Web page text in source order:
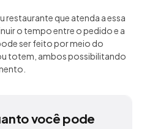
restaurante que atenda a essa
o tempo entre o pedido e a
ser feito por meio do
totem, ambos possibilitando
você pode